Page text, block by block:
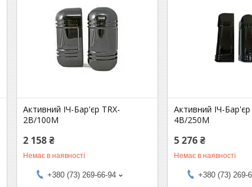
Активний ІЧ-Бар'єр TRX-
2B/100M
2 158 ₴
Немає в наявності
+380 (73) 269-66-94
Активний ІЧ-Бар'єр
4B/250M
5 276 ₴
Немає в наявності
+380 (73) 269-